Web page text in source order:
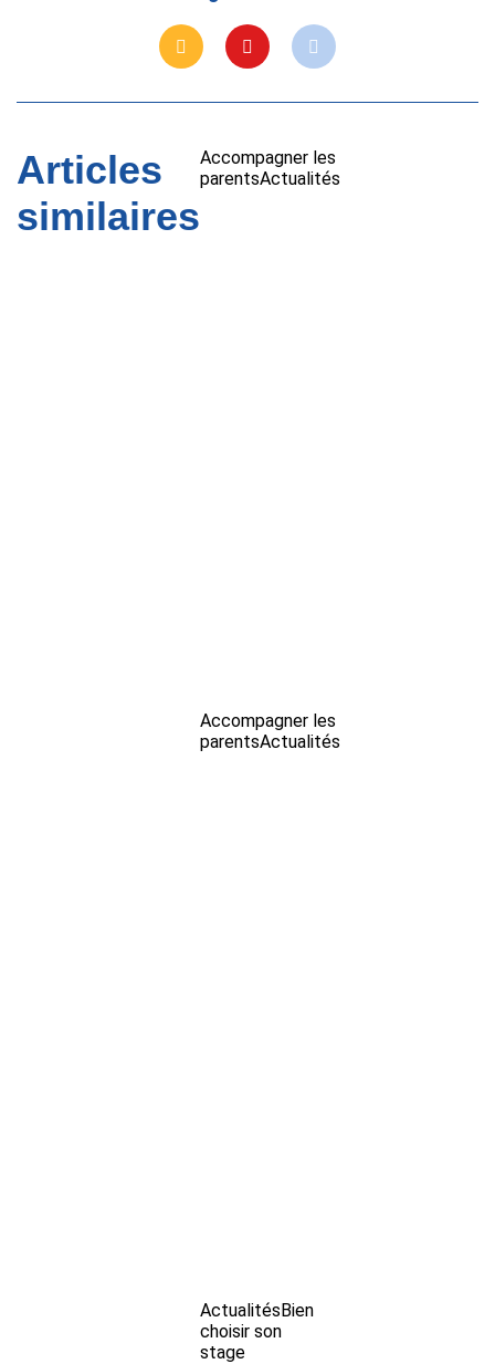
Articles
similaires
Accompagner les
parentsActualités
Accompagner les
parentsActualités
ActualitésBien
choisir son
stage